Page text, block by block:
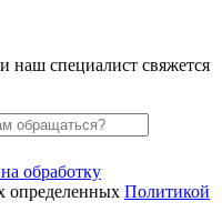
наш специалист свяжется
обработку
определенных Политикой